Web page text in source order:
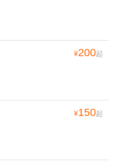
¥200起
¥150起